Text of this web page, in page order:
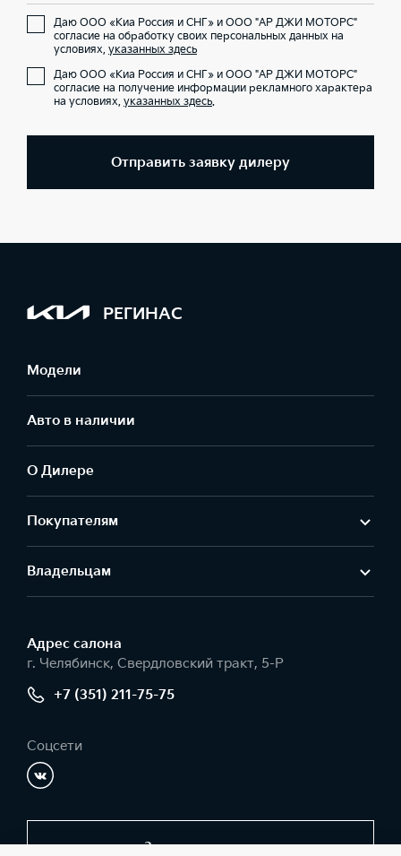
Даю ООО «Киа Россия и СНГ» и ООО "АР ДЖИ МОТОРС"
согласие на обработку своих персональных данных на
условиях, указанных здесь
Даю ООО «Киа Россия и СНГ» и ООО "АР ДЖИ МОТОРС"
согласие на получение информации рекламного характера
на условиях, указанных здесь.
Отправить заявку дилеру
РЕГИНАС
Модели
Авто в наличии
О Дилере
Покупателям
Владельцам
Адрес салонa
г. Челябинск, Свердловский тракт, 5-Р
+7 (351) 211-75-75
Соцсети
Заказать звонок